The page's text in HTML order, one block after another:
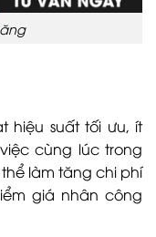
hiệu suất tối ưu, ít
cùng lúc trong
làm tăng chi phí
giá nhân công